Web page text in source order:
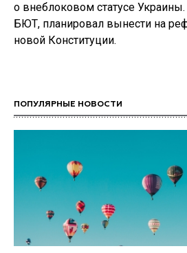
о внеблоковом статусе
БЮТ, планировал вынести на
новой Конституции.
ПОПУЛЯРНЫЕ НОВОСТИ